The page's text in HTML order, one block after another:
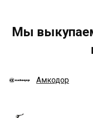
Мы
Амкодор